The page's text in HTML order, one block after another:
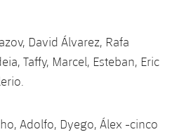
David Álvarez, Rafa
Taffy, Marcel, Esteban, Eric
Adolfo, Dyego, Álex -cinco